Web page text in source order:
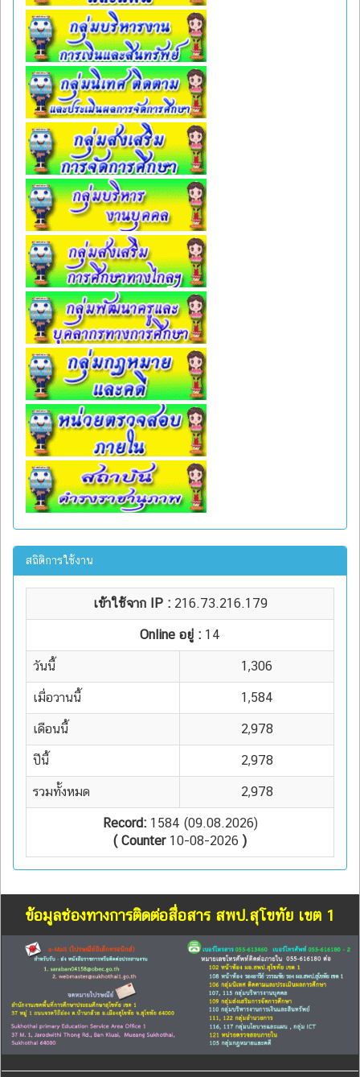
สถิติการใช้งาน
เข้าใช้จาก IP : 216.73.216.179
Online อยู่ : 14
วันนี้ 1,306
เมื่อวานนี้ 1,584
เดือนนี้ 2,978
ปีนี้ 2,978
รวมทั้งหมด 2,978
Record:1584 (09.08.2026)
( Counter10-08-2026 )
ข้อมูลช่องทางการติดต่อสื่อสาร สพป.สุโขทัย เขต 1